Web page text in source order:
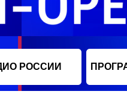
РОССИИ